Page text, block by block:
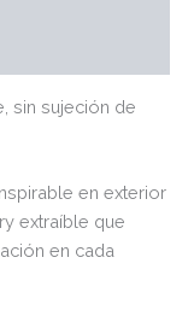
sin sujeción de
en exterior
extraíble que
en cada